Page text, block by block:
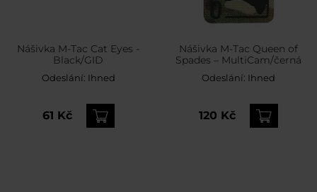
Nášivka M-Tac Cat Eyes -
Black/GID
Odeslání: Ihned
61 Kč
Nášivka M-Tac Queen of
Spades – MultiCam/černá
Odeslání: Ihned
120 Kč